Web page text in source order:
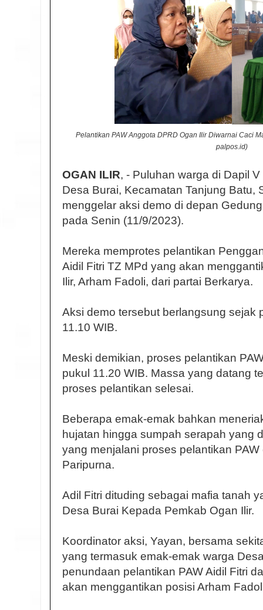
Pelantikan PAW Anggota DPRD Ogan Ilir Diwarnai Caci
palpos.id)
OGAN ILIR, - Puluhan warga di Dapil
Desa Burai, Kecamatan Tanjung Batu,
menggelar aksi demo di depan
pada Senin (11/9/2023).
Mereka memprotes pelantikan
Aidil Fitri TZ MPd yang akan
Ilir, Arham Fadoli, dari partai Berkarya.
Aksi demo tersebut berlangsung sejak
11.10 WIB.
Meski demikian, proses pelantikan
pukul 11.20 WIB. Massa yang datang
proses pelantikan selesai.
Beberapa emak-emak bahkan
hujatan hingga sumpah serapah yang
yang menjalani proses pelantikan
Paripurna.
Adil Fitri dituding sebagai mafia tanah
Desa Burai Kepada Pemkab Ogan Ilir.
Koordinator aksi, Yayan, bersama
yang termasuk emak-emak warga
penundaan pelantikan PAW Aidil Fitri
akan menggantikan posisi Arham